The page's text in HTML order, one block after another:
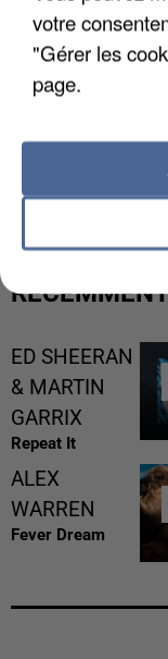
L’UN DES
MAFIA
ED SHEERAN
& MARTIN
GARRIX
Repeat It
ALEX
WARREN
Fever Dream
votre
"Gérer les
page.